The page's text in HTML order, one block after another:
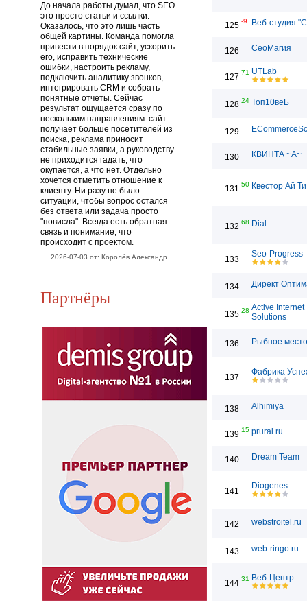
До начала работы думал, что SEO
это просто статьи и ссылки.
Оказалось, что это лишь часть
общей картины. Команда помогла
привести в порядок сайт, ускорить
его, исправить технические
ошибки, настроить рекламу,
подключить аналитику звонков,
интегрировать CRM и собрать
понятные отчеты. Сейчас
результат ощущается сразу по
нескольким направлениям: сайт
получает больше посетителей из
поиска, реклама приносит
стабильные заявки, а руководству
не приходится гадать, что
окупается, а что нет. Отдельно
хочется отметить отношение к
клиенту. Ни разу не было
ситуации, чтобы вопрос остался
без ответа или задача просто
"повисла". Всегда есть обратная
связь и понимание, что
происходит с проектом.
2026-07-03 от: Королёв Александр
Партнёры
125 -9 Веб-студия
126 СеоМагия
127 71 UTLab
128 24 Топ10веБ
129
130 КВИНТА ~А~
131 50 Квестор Ай Ти
132 68 Dial
133
Seo-Progress
134 Директ
135 28 Active Internet
Solutions
136 Рыбное место
137
Фабрика
138 Alhimiya
139 15 prural.ru
140 Dream Team
141
Diogenes
142 webstroitel.ru
143 web-ringo.ru
144 31 Веб-Центр